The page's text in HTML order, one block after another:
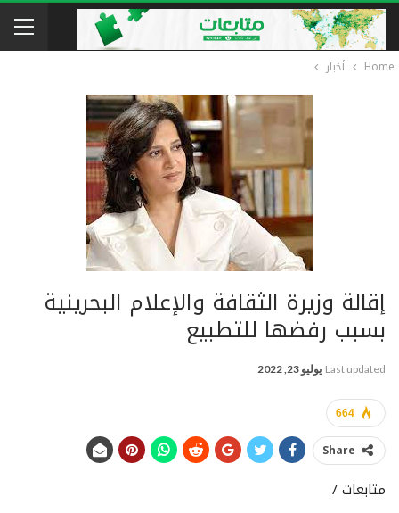
Home أخبار
إقالة وزيرة الثقافة والإعلام البحرينية
بسبب رفضها للتطبيع
Last updated يوليو 23, 2022
664
Share
متابعات /